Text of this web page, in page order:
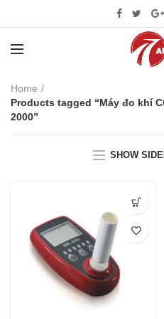
Home
Products tagged “Máy đo khí
2000”
SHOW